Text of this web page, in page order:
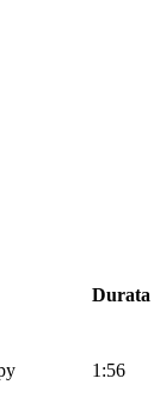
Durata
1:56